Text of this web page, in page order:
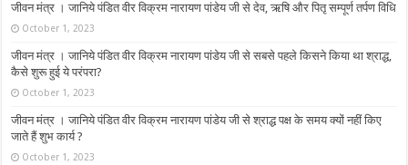
जीवन मंत्र । जानिये पंडित वीर विक्रम नारायण पांडेय जी से देव, ऋषि और पितृ सम्पूर्ण तर्पण विधि
October 1, 2023
जीवन मंत्र । जानिये पंडित वीर विक्रम नारायण पांडेय जी से सबसे पहले किसने किया था श्राद्ध,
कैसे शुरू हुई ये परंपरा?
October 1, 2023
जीवन मंत्र । जानिये पंडित वीर विक्रम नारायण पांडेय जी से श्राद्ध पक्ष के समय क्यों नहीं किए
जाते हैं शुभ कार्य ?
October 1, 2023